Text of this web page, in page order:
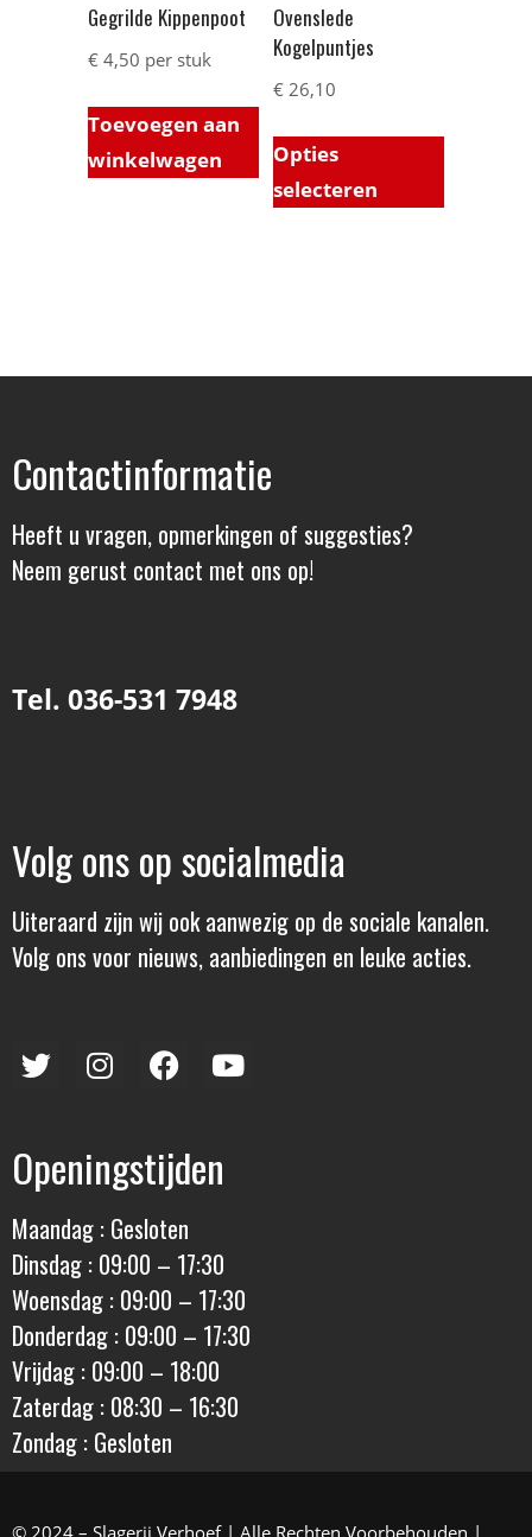
Gegrilde Kippenpoot
€ 4,50 per stuk
Toevoegen aan
winkelwagen
Ovenslede
Kogelpuntjes
€ 26,10
Opties
selecteren
Contactinformatie
Heeft u vragen, opmerkingen of suggesties?
Neem gerust contact met ons op!
Tel. 036-531 7948
Volg ons op socialmedia
Uiteraard zijn wij ook aanwezig op de sociale kanalen.
Volg ons voor nieuws, aanbiedingen en leuke acties.
Openingstijden
Maandag : Gesloten
Dinsdag : 09:00 – 17:30
Woensdag : 09:00 – 17:30
Donderdag : 09:00 – 17:30
Vrijdag : 09:00 – 18:00
Zaterdag : 08:30 – 16:30
Zondag : Gesloten